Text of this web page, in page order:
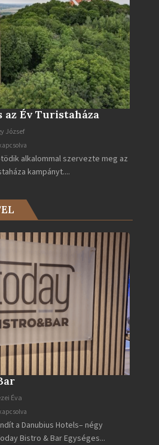
az Év Turistaháza
József
alkalommal szervezte meg az
kampányt....
Éva
a Danubius Hotels– négy
Bistro & Bar Egységes...